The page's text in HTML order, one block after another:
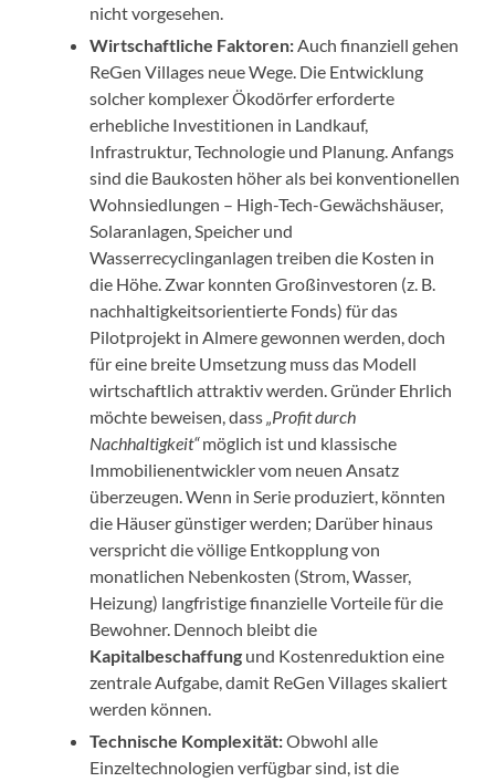
nicht vorgesehen.
Wirtschaftliche Faktoren:Auch finanziell gehen
ReGen Villages neue Wege. Die Entwicklung
solcher komplexer Ökodörfer erforderte
erhebliche Investitionen in Landkauf,
Infrastruktur, Technologie und Planung. Anfangs
sind die Baukosten höher als bei konventionellen
Wohnsiedlungen – High-Tech-Gewächshäuser,
Solaranlagen, Speicher und
Wasserrecyclinganlagen treiben die Kosten in
die Höhe. Zwar konnten Großinvestoren (z. B.
nachhaltigkeitsorientierte Fonds) für das
Pilotprojekt in Almere gewonnen werden, doch
für eine breite Umsetzung muss das Modell
wirtschaftlich attraktiv werden. Gründer Ehrlich
möchte beweisen, dass„Profit durch
Nachhaltigkeit“möglich ist und klassische
Immobilienentwickler vom neuen Ansatz
überzeugen. Wenn in Serie produziert, könnten
die Häuser günstiger werden; Darüber hinaus
verspricht die völlige Entkopplung von
monatlichen Nebenkosten (Strom, Wasser,
Heizung) langfristige finanzielle Vorteile für die
Bewohner. Dennoch bleibt die
Kapitalbeschaffung und Kostenreduktion eine
zentrale Aufgabe, damit ReGen Villages skaliert
werden können.
Technische Komplexität:Obwohl alle
Einzeltechnologien verfügbar sind, ist die